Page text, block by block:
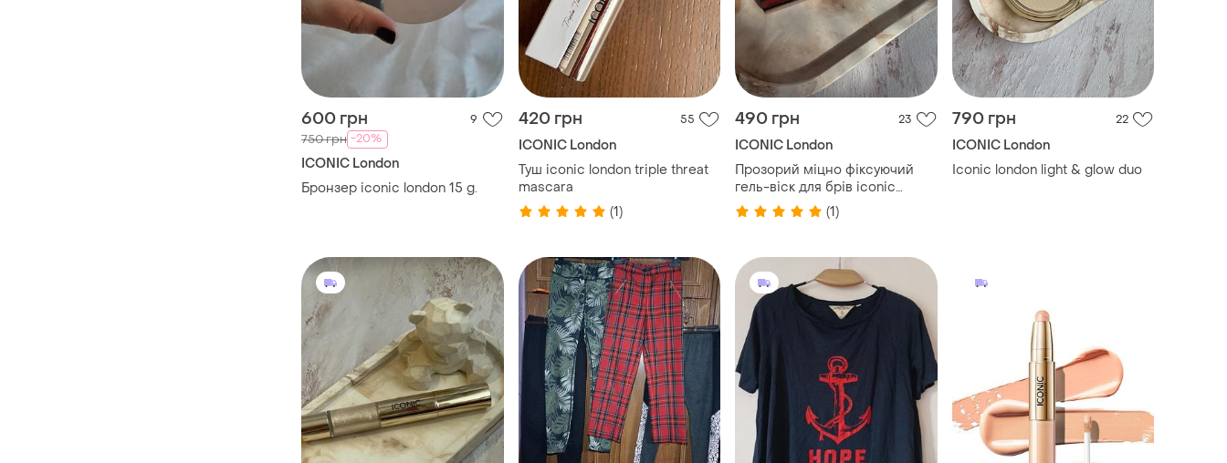
600 грн 9
750 грн -20%
ICONIC London
Бронзер iconic london 15 g.
420 грн 55
ICONIC London
Туш iconic london triple threat
mascara
(1)
490 грн 23
ICONIC London
Прозорий міцно фіксуючий
гель-віск для брів iconic
london liquid brow silk
(1)
790 грн 22
ICONIC London
Iconic london light & glow duo